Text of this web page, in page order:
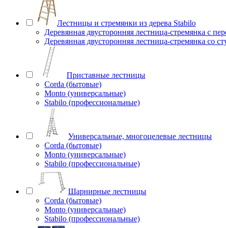
Лестницы и стремянки из дерева Stabilo
Деревянная двусторонняя лестница-стремянка с
Деревянная двусторонняя лестница-стремянка со
Приставные лестницы
Corda (бытовые)
Monto (универсальные)
Stabilo (профессиональные)
Универсальные, многоцелевые лестницы
Corda (бытовые)
Monto (универсальные)
Stabilo (профессиональные)
Шарнирные лестницы
Corda (бытовые)
Monto (универсальные)
Stabilo (профессиональные)